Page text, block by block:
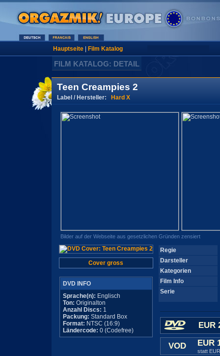
Hauptseite| Film Katalog
FILM KATALOG: DETAIL
Teen Creampies 2
Label / Hersteller: Hard X
Bilder auf der Webseite aus gesetzlichen Gründen zensiert
Cover gross
DVD INFO
Sprache(n): Englisch
Ton: Originalton
Anzahl Discs: 1
Packung: Standard Box
Format: NTSC (16:9)
Ländercode: 0 (Codefree)
Regie
Darsteller
Kategorien
Film Info
Serie
EUR
VOD EUR
statt